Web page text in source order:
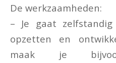
De werkzaamheden:
– Je gaat zelfstandig
opzetten en
maak je